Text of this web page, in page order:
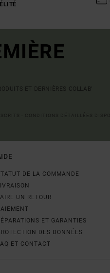
ET DERNIÈRES COLLAB'
DE LA COMMANDE
UN RETOUR
ET GARANTIES
DES DONNÉES
ET CONTACT